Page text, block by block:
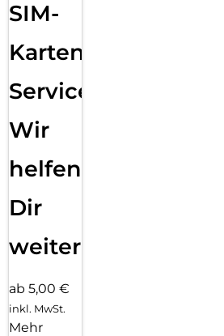
SIM-
Karten
Service:
Wir
helfen
Dir
weiter
ab 5,00 €
inkl. MwSt.
Mehr